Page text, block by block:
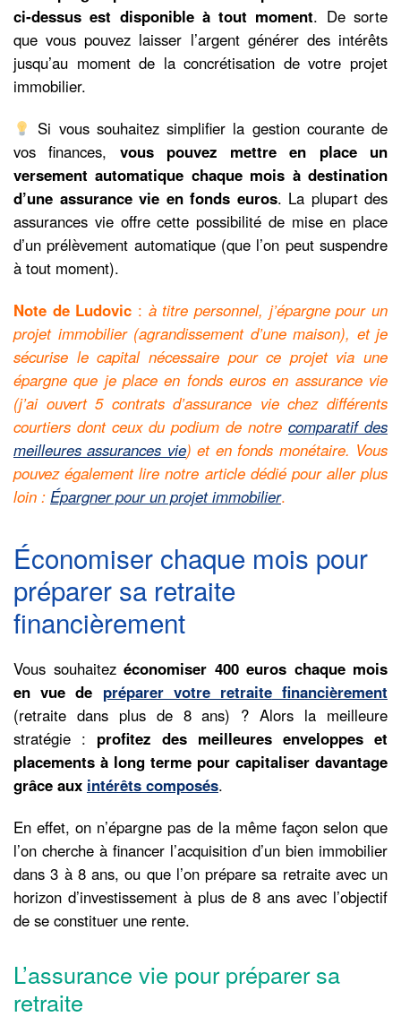
ci-dessus est disponible à tout moment. De sorte
que vous pouvez laisser l’argent générer des intérêts
jusqu’au moment de la concrétisation de votre projet
immobilier.
Si vous souhaitez simplifier la gestion courante de
vos finances, vous pouvez mettre en place un
versement automatique chaque mois à destination
d’une assurance vie en fonds euros. La plupart des
assurances vie offre cette possibilité de mise en place
d’un prélèvement automatique (que l’on peut suspendre
à tout moment).
Note de Ludovic : à titre personnel, j’épargne pour un
projet immobilier (agrandissement d’une maison), et je
sécurise le capital nécessaire pour ce projet via une
épargne que je place en fonds euros en assurance vie
(j’ai ouvert 5 contrats d’assurance vie chez différents
courtiers dont ceux du podium de notre comparatif des
meilleures assurances vie) et en fonds monétaire. Vous
pouvez également lire notre article dédié pour aller plus
loin : Épargner pour un projet immobilier.
Économiser chaque mois pour
préparer sa retraite
financièrement
Vous souhaitez économiser 400 euros chaque mois
en vue de préparer votre retraite financièrement
(retraite dans plus de 8 ans) ? Alors la meilleure
stratégie : profitez des meilleures enveloppes et
placements à long terme pour capitaliser davantage
grâce aux intérêts composés.
En effet, on n’épargne pas de la même façon selon que
l’on cherche à financer l’acquisition d’un bien immobilier
dans 3 à 8 ans, ou que l’on prépare sa retraite avec un
horizon d’investissement à plus de 8 ans avec l’objectif
de se constituer une rente.
L’assurance vie pour préparer sa
retraite